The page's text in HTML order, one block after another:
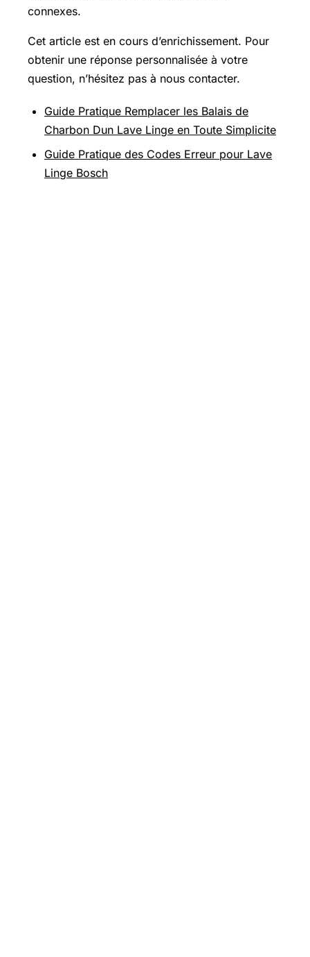
connexes.
Cet article est en cours d’enrichissement. Pour
obtenir une réponse personnalisée à votre
question, n’hésitez pas à nous contacter.
Guide Pratique Remplacer les Balais de
Charbon Dun Lave Linge en Toute Simplicite
Guide Pratique des Codes Erreur pour Lave
Linge Bosch